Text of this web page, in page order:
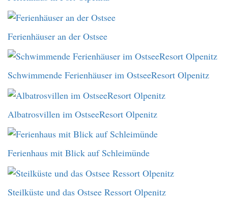
Ferienhäuser an der Ostsee
Schwimmende Ferienhäuser im OstseeResort Olpenitz
Albatrosvillen im OstseeResort Olpenitz
Ferienhaus mit Blick auf Schleimünde
Steilküste und das Ostsee Ressort Olpenitz